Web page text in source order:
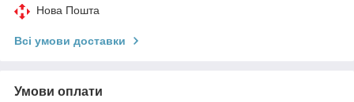
Нова Пошта
Всі умови доставки
Умови оплати